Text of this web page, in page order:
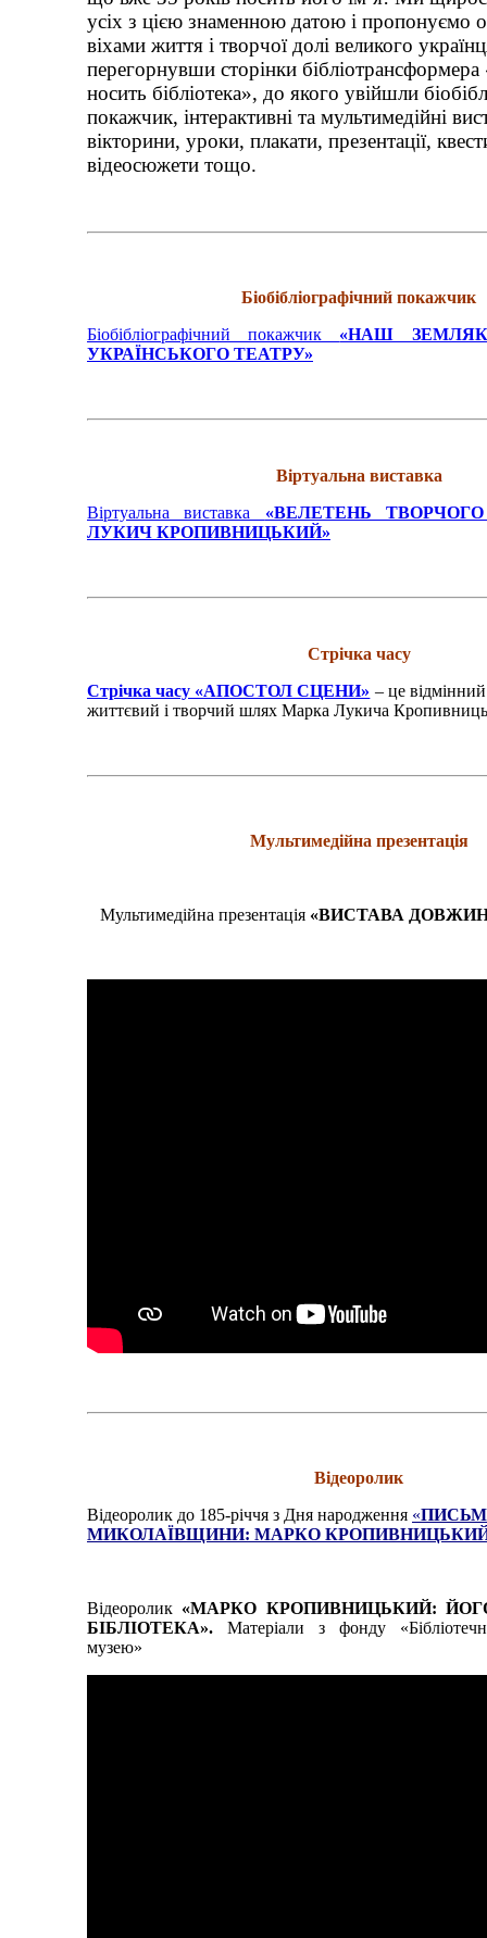
усіх з цією знаменною датою і пропонуємо
віхами життя і творчої долі великого
перегорнувши сторінки бібліотрансформера
носить бібліотека», до якого увійшли
покажчик, інтерактивні та мультимедійні
вікторини, уроки, плакати, презентації,
відеосюжети тощо.
Біобібліографічний покажчик
Біобібліографічний покажчик «НАШ
УКРАЇНСЬКОГО ТЕАТРУ»
Віртуальна виставка
Віртуальна виставка «ВЕЛЕТЕНЬ
ЛУКИЧ КРОПИВНИЦЬКИЙ»
Стрічка часу
Стрічка часу «АПОСТОЛ СЦЕНИ» – це
життєвий і творчий шлях Марка Лукича
Мультимедійна презентація
Мультимедійна презентація «ВИСТАВА
Відеоролик
Відеоролик до 185-річчя з Дня народження «
МИКОЛАЇВЩИНИ: МАРКО
Відеоролик «МАРКО КРОПИВНИЦЬКИЙ:
БІБЛІОТЕКА». Матеріали з фонду
музею»